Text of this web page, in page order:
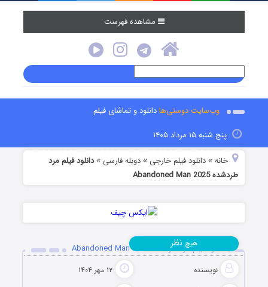
مشاهده فهرست
وب‌سایت دوستی‌هادانلود و تماشای فیلم
پنج شنبه ۱۵ مرداد ۱۴۰۵
خانه »دانلود فیلم خارجی »دوبله فارسی »دانلود فیلم مرد
طردشده Abandoned Man 2025
دانلود فیلم مرد طردشده Abandoned Man 2025
نویسنده ۱۲ مهر ۱۴۰۴
هیچ نظر